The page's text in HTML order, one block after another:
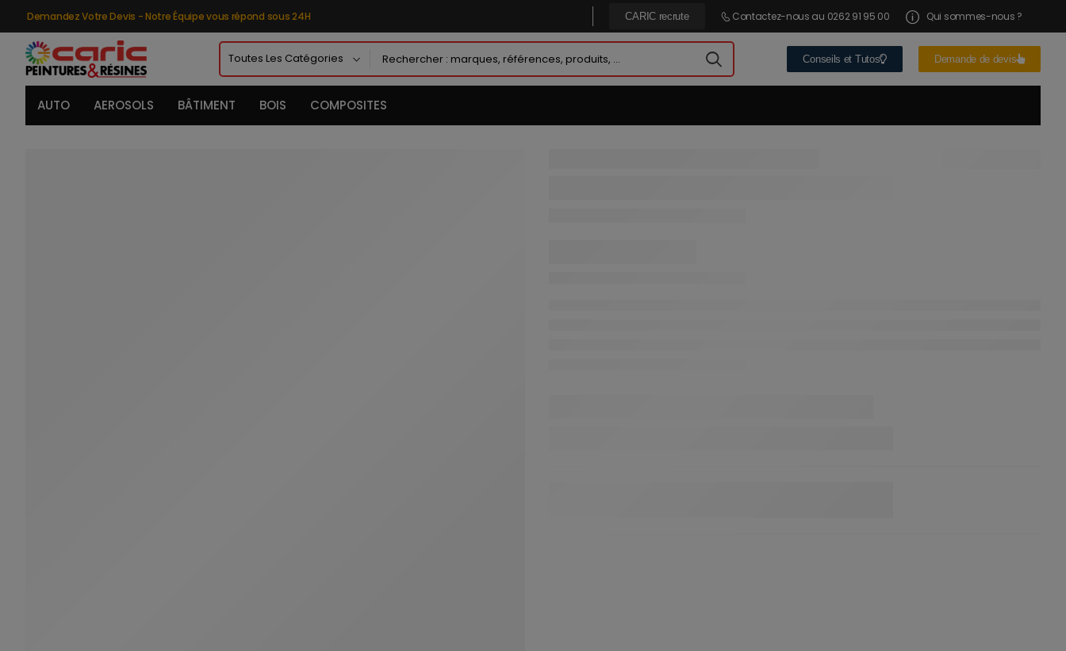
Demandez Votre Devis - Notre Équipe vous répond sous 24H CARIC recrute Contactez-nous au 0262 91 95 00 Qui sommes-nous ?
Conseils et Tutos Demande de devis
AUTO AEROSOLS BÂTIMENT BOIS COMPOSITES